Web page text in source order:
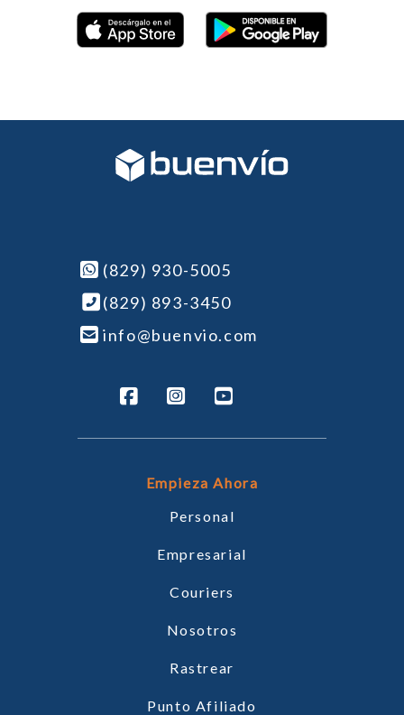
(829) 930-5005
(829) 893-3450
info@buenvio.com
Empieza Ahora
Personal
Empresarial
Couriers
Nosotros
Rastrear
Punto Afiliado